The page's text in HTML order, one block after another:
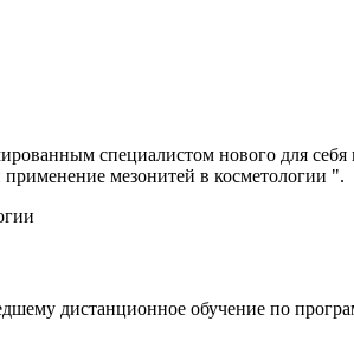
специалистом нового для
мезонитей в косметологии ".
дистанционное обучение по